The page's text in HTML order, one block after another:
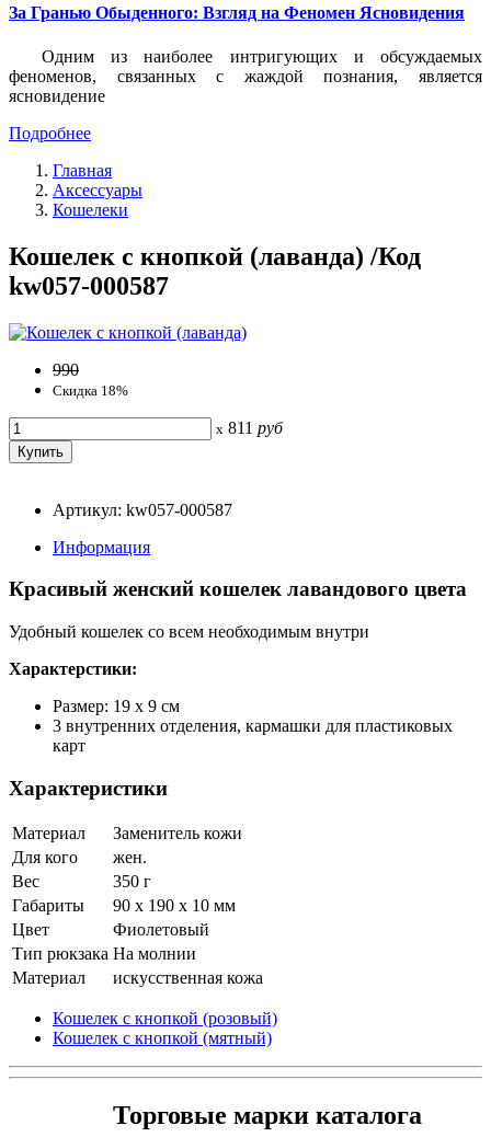
За Гранью Обыденного: Взгляд на Феномен Ясновидения
Одним из наиболее интригующих и обсуждаемых
феноменов, связанных с жаждой познания, является
ясновидение
Подробнее
Главная
Аксессуары
Кошелеки
Кошелек с кнопкой (лаванда) /Код
kw057-000587
990
Скидка 18%
x 811 руб
Артикул: kw057-000587
Информация
Красивый женский кошелек лавандового цвета
Удобный кошелек со всем необходимым внутри
Характерстики:
Размер: 19 x 9 см
3 внутренних отделения, кармашки для пластиковых
карт
Характеристики
Материал
Заменитель кожи
Для кого
жен.
Вес
350 г
Габариты
90 x 190 x 10 мм
Цвет
Фиолетовый
Тип рюкзака На молнии
Материал
искусственная кожа
Кошелек с кнопкой (розовый)
Кошелек с кнопкой (мятный)
Торговые марки каталога